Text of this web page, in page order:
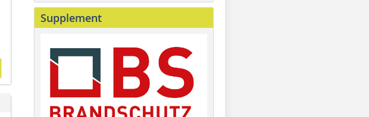
Supplement